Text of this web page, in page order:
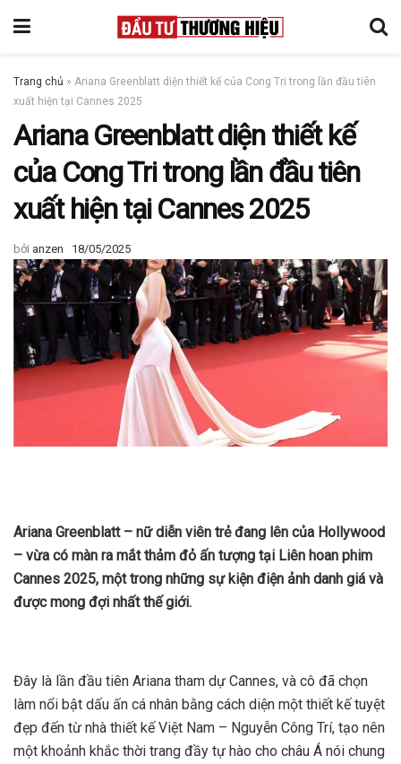
Trang chủ » Ariana Greenblatt diện thiết kế của Cong Tri trong lần đầu tiên
xuất hiện tại Cannes 2025
Ariana Greenblatt diện thiết kế
của Cong Tri trong lần đầu tiên
xuất hiện tại Cannes 2025
bởi anzen 18/05/2025
Ariana Greenblatt – nữ diễn viên trẻ đang lên của Hollywood
– vừa có màn ra mắt thảm đỏ ấn tượng tại Liên hoan phim
Cannes 2025, một trong những sự kiện điện ảnh danh giá và
được mong đợi nhất thế giới.
Đây là lần đầu tiên Ariana tham dự Cannes, và cô đã chọn
làm nổi bật dấu ấn cá nhân bằng cách diện một thiết kế tuyệt
đẹp đến từ nhà thiết kế Việt Nam – Nguyễn Công Trí, tạo nên
một khoảnh khắc thời trang đầy tự hào cho châu Á nói chung